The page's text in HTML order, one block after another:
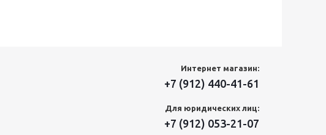
Интернет магазин:
+7 (912) 440-41-61
Для юридических лиц:
+7 (912) 053-21-07